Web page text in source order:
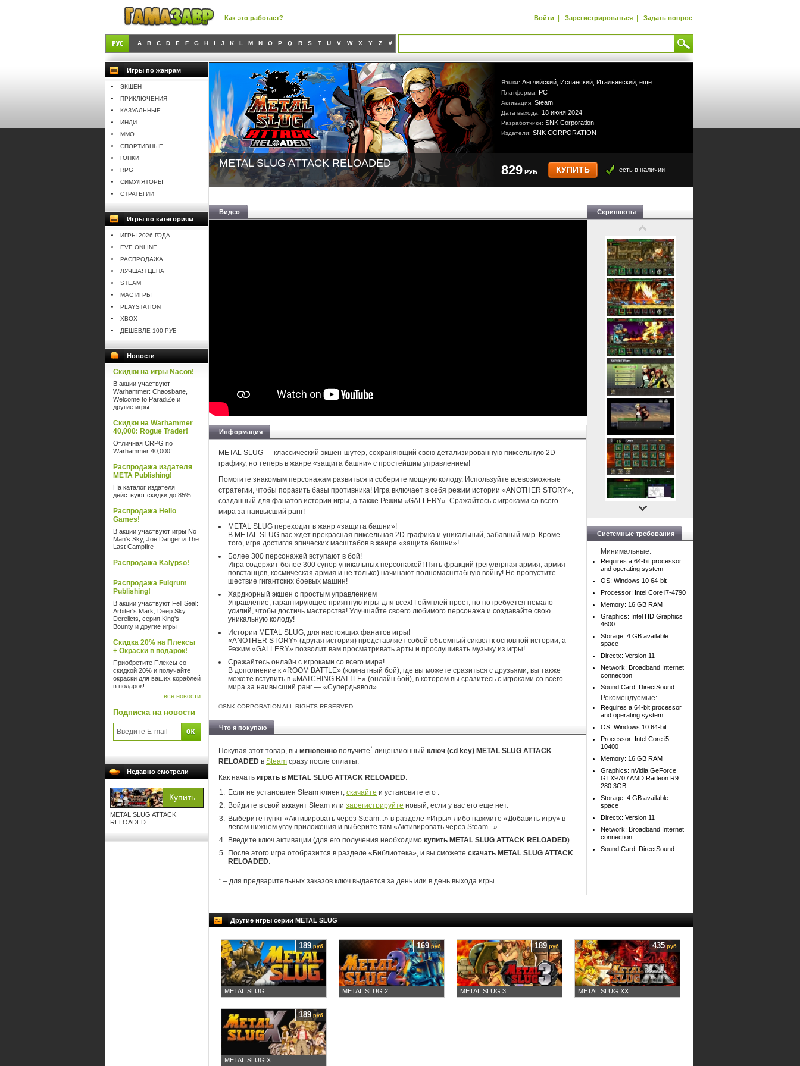
Как это работает? Войти | Зарегистрироваться | Задать вопрос
A B C D E F G H I J K L M N O P Q R S T U V W X Y Z #
Игры по жанрам
ЭКШЕН
ПРИКЛЮЧЕНИЯ
КАЗУАЛЬНЫЕ
ИНДИ
MMO
СПОРТИВНЫЕ
ГОНКИ
RPG
СИМУЛЯТОРЫ
СТРАТЕГИИ
Игры по категориям
ИГРЫ 2026 ГОДА
EVE ONLINE
РАСПРОДАЖА
ЛУЧШАЯ ЦЕНА
STEAM
MAC ИГРЫ
PLAYSTATION
XBOX
ДЕШЕВЛЕ 100 РУБ
Новости
Скидки на игры Nacon!
В акции участвуют
Warhammer: Chaosbane,
Welcome to ParadiZe и
другие игры
Скидки на Warhammer
40,000: Rogue Trader!
Отличная CRPG по
Warhammer 40,000!
Распродажа издателя
META Publishing!
На каталог издателя
действуют скидки до 85%
Распродажа Hello
Games!
В акции участвуют игры No
Man's Sky, Joe Danger и The
Last Campfire
Распродажа Kalypso!
Распродажа Fulqrum
Publishing!
В акции участвуют Fell Seal:
Arbiter's Mark, Deep Sky
Derelicts, серия King's
Bounty и другие игры
Скидка 20% на Плексы
+ Окраски в подарок!
Приобретите Плексы со
скидкой 20% и получайте
окраски для ваших кораблей
в подарок!
все новости
Подписка на новости
Недавно смотрели
METAL SLUG ATTACK
RELOADED
Языки: Английский, Испанский, Итальянский, еще..
Платформа: PC
Активация: Steam
Дата выхода: 18 июня 2024
Разработчики: SNK Corporation
Издатели: SNK CORPORATION
METAL SLUG ATTACK RELOADED 829 РУБ КУПИТЬ есть в наличии
Видео
Информация
METAL SLUG — классический экшен-шутер, сохраняющий свою детализированную пиксельную 2D-
графику, но теперь в жанре «защита башни» с простейшим управлением!
Помогите знакомым персонажам развиться и соберите мощную колоду. Используйте всевозможные
стратегии, чтобы поразить базы противника! Игра включает в себя режим истории «ANOTHER STORY»,
созданный для фанатов истории игры, а также Режим «GALLERY». Сражайтесь с игроками со всего
мира за наивысший ранг!
METAL SLUG переходит в жанр «защита башни»!
В METAL SLUG вас ждет прекрасная пиксельная 2D-графика и уникальный, забавный мир. Кроме
того, игра достигла эпических масштабов в жанре «защита башни»!
Более 300 персонажей вступают в бой!
Игра содержит более 300 супер уникальных персонажей! Пять фракций (регулярная армия, армия
повстанцев, космическая армия и не только) начинают полномасштабную войну! Не пропустите
шествие гигантских боевых машин!
Хардкорный экшен с простым управлением
Управление, гарантирующее приятную игры для всех! Геймплей прост, но потребуется немало
усилий, чтобы достичь мастерства! Улучшайте своего любимого персонажа и создавайте свою
уникальную колоду!
Истории METAL SLUG, для настоящих фанатов игры!
«ANOTHER STORY» (другая история) представляет собой объемный сиквел к основной истории, а
Режим «GALLERY» позволит вам просматривать арты и прослушивать музыку из игры!
Сражайтесь онлайн с игроками со всего мира!
В дополнение к «ROOM BATTLE» (комнатный бой), где вы можете сразиться с друзьями, вы также
можете вступить в «MATCHING BATTLE» (онлайн бой), в котором вы сразитесь с игроками со всего
мира за наивысший ранг — «Супердьявол».
©SNK CORPORATION ALL RIGHTS RESERVED.
Что я покупаю
Покупая этот товар, вы мгновенно получите* лицензионный ключ (cd key) METAL SLUG ATTACK
RELOADED в Steam сразу после оплаты.
Как начать играть в METAL SLUG ATTACK RELOADED:
Если не установлен Steam клиент, скачайте и установите его .
Войдите в свой аккаунт Steam или зарегистрируйте новый, если у вас его еще нет.
Выберите пункт «Активировать через Steam...» в разделе «Игры» либо нажмите «Добавить игру» в
левом нижнем углу приложения и выберите там «Активировать через Steam...».
Введите ключ активации (для его получения необходимо купить METAL SLUG ATTACK RELOADED).
После этого игра отобразится в разделе «Библиотека», и вы сможете скачать METAL SLUG ATTACK
RELOADED.
* – для предварительных заказов ключ выдается за день или в день выхода игры.
Скриншоты
Системные требования
Минимальные:
Requires a 64-bit processor
and operating system
OS: Windows 10 64-bit
Processor: Intel Core i7-4790
Memory: 16 GB RAM
Graphics: Intel HD Graphics
4600
Storage: 4 GB available
space
Directx: Version 11
Network: Broadband Internet
connection
Sound Card: DirectSound
Рекомендуемые:
Requires a 64-bit processor
and operating system
OS: Windows 10 64-bit
Processor: Intel Core i5-
10400
Memory: 16 GB RAM
Graphics: nVidia GeForce
GTX970 / AMD Radeon R9
280 3GB
Storage: 4 GB available
space
Directx: Version 11
Network: Broadband Internet
connection
Sound Card: DirectSound
Другие игры серии METAL SLUG
METAL SLUG
189 руб
METAL SLUG 2
169руб
METAL SLUG 3
189 руб
METAL SLUG XX
435 руб
METAL SLUG X
189 руб